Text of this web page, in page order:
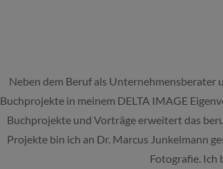
Neben dem Beruf als Unternehmensberater
Buchprojekte in meinem DELTA IMAGE
Buchprojekte und Vorträge erweitert das
Projekte bin ich an Dr. Marcus Junkelmann
Fotografie. Ich